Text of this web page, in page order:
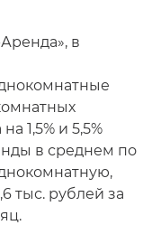
в
1,5% и 5,5%
в среднем по
тыс. рублей за